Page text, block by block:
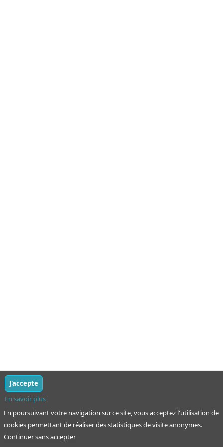
En poursuivant votre navigation sur ce site, vous acceptez l'utilisation de
cookies permettant de réaliser des statistiques de visite anonymes.
En savoir plus
J'accepte
Continuer sans accepter